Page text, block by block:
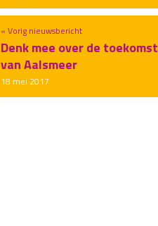
« Vorig nieuwsbericht
Denk mee over de toekomst
van Aalsmeer
18 mei 2017